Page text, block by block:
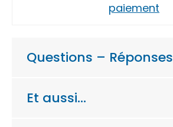
paiement
Questions – Réponses
Et aussi…